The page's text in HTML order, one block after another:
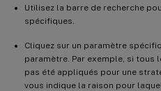
Utilisez la barre de recherche
spécifiques.
Cliquez sur un paramètre
paramètre. Par exemple, si tous
pas été appliqués pour une
vous indique la raison pour